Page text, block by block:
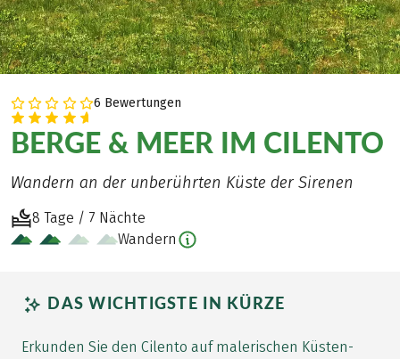
6 Bewertungen
BERGE & MEER IM CILENTO
Wandern an der unberührten Küste der Sirenen
8 Tage / 7 Nächte
Wandern
DAS WICHTIGSTE IN KÜRZE
Erkunden Sie den Cilento auf malerischen Küsten-